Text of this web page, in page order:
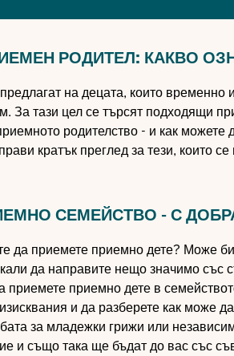
РОДИТЕЛ: КАКВО
на децата, които временно
За тази цел се търсят подходящи
родителство - и как
кратък преглед за тези, които се
СЕМЕЙСТВО - С
да приемете приемно дете? Може
да направите нещо значимо със
приемно дете в
и да разберете как може
за младежки грижи или
и също така ще бъдат до вас със